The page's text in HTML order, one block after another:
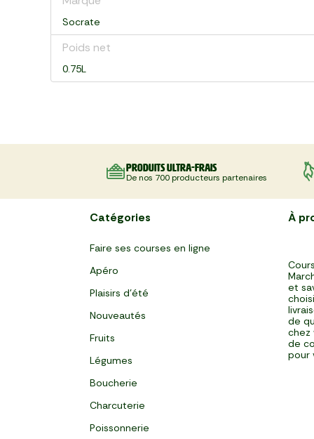
Socrate
Poids net
0.75L
Produits ultra-frais
De nos 700 producteurs partenaires
Catégories
Faire ses courses en ligne
Apéro
Plaisirs d'été
Nouveautés
Fruits
Légumes
Boucherie
Charcuterie
Poissonnerie
À
et
de
chez
de
pour